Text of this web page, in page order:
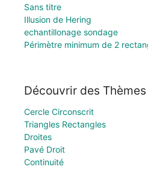
Sans titre
Illusion de Hering
echantillonage sondage
Périmètre minimum de 2
Découvrir des Thèmes
Cercle Circonscrit
Triangles Rectangles
Droites
Pavé Droit
Continuité